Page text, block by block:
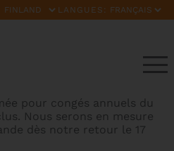
LANGUES:
pour congés annuels du
Nous serons en mesure
dès notre retour le 17